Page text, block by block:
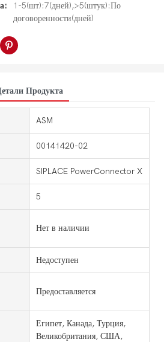
1-5(шт):7(дней),>5(штук):По
договоренности(дней)
Продукта
ASM
00141420-02
SIPLACE PowerConnector X
5
Нет в наличии
Недоступен
Предоставляется
Египет, Канада, Турция,
Великобритания, США,